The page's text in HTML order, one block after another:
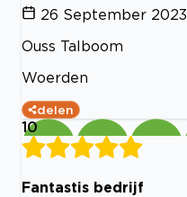
26 September 2023
Ouss Talboom
Woerden
delen
10
Fantastis bedrijf